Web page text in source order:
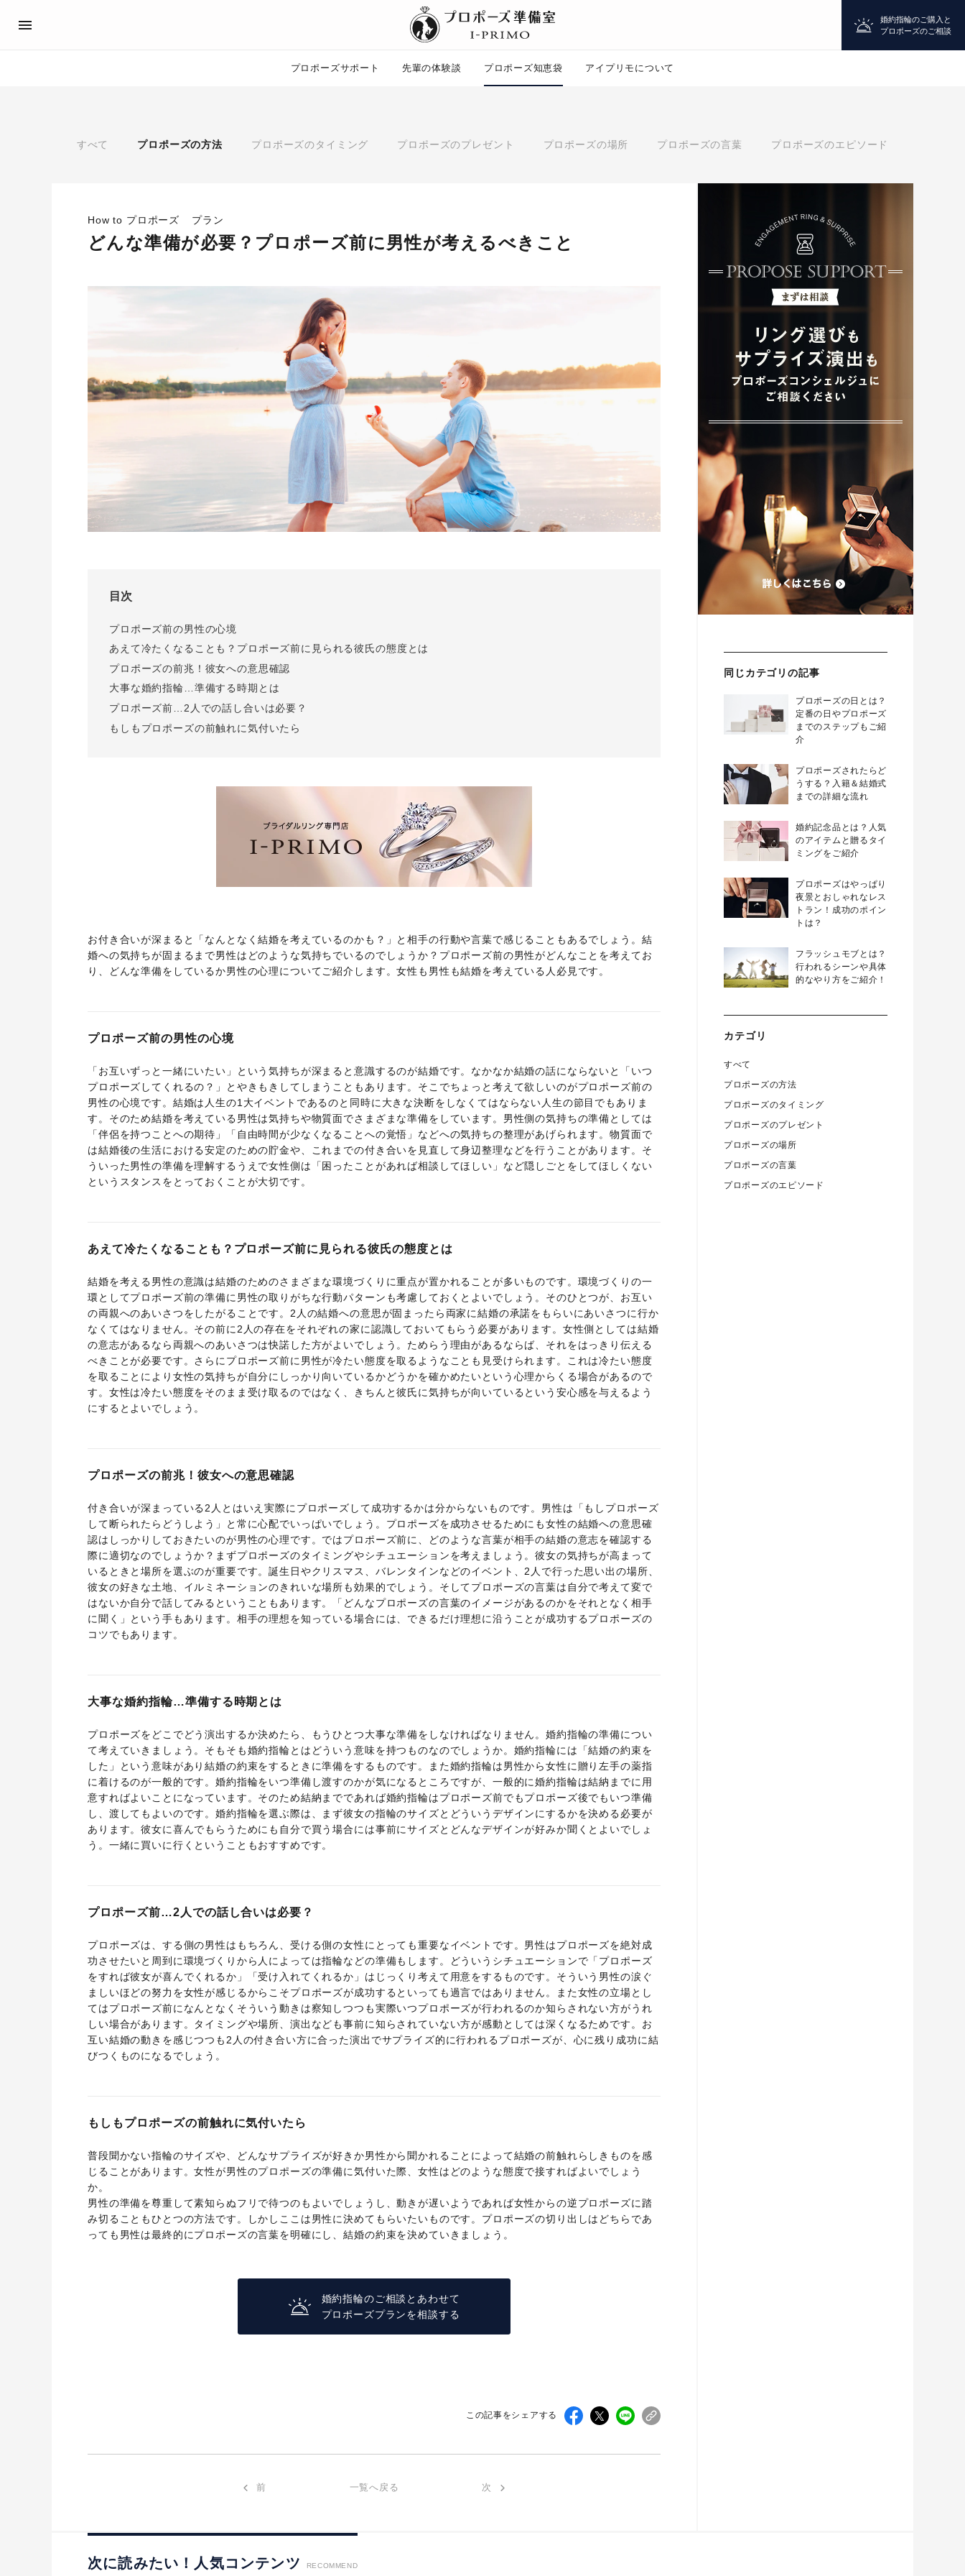
婚約指輪のご購入と
プロポーズのご相談
プロポーズサポート 先輩の体験談 プロポーズ知恵袋 アイプリモについて
すべて プロポーズの方法 プロポーズのタイミング プロポーズのプレゼント プロポーズの場所 プロポーズの言葉 プロポーズのエピソード
How to プロポーズ プラン
どんな準備が必要？プロポーズ前に男性が考えるべきこと
目次
プロポーズ前の男性の心境
あえて冷たくなることも？プロポーズ前に見られる彼氏の態度とは
プロポーズの前兆！彼女への意思確認
大事な婚約指輪…準備する時期とは
プロポーズ前…2人での話し合いは必要？
もしもプロポーズの前触れに気付いたら
お付き合いが深まると「なんとなく結婚を考えているのかも？」と相手の行動や言葉で感じることもあるでしょう。結
婚への気持ちが固まるまで男性はどのような気持ちでいるのでしょうか？プロポーズ前の男性がどんなことを考えてお
り、どんな準備をしているか男性の心理についてご紹介します。女性も男性も結婚を考えている人必見です。
プロポーズ前の男性の心境
「お互いずっと一緒にいたい」という気持ちが深まると意識するのが結婚です。なかなか結婚の話にならないと「いつ
プロポーズしてくれるの？」とやきもきしてしまうこともあります。そこでちょっと考えて欲しいのがプロポーズ前の
男性の心境です。結婚は人生の1大イベントであるのと同時に大きな決断をしなくてはならない人生の節目でもありま
す。そのため結婚を考えている男性は気持ちや物質面でさまざまな準備をしています。男性側の気持ちの準備としては
「伴侶を持つことへの期待」「自由時間が少なくなることへの覚悟」などへの気持ちの整理があげられます。物質面で
は結婚後の生活における安定のための貯金や、これまでの付き合いを見直して身辺整理などを行うことがあります。そ
ういった男性の準備を理解するうえで女性側は「困ったことがあれば相談してほしい」など隠しごとをしてほしくない
というスタンスをとっておくことが大切です。
あえて冷たくなることも？プロポーズ前に見られる彼氏の態度とは
結婚を考える男性の意識は結婚のためのさまざまな環境づくりに重点が置かれることが多いものです。環境づくりの一
環としてプロポーズ前の準備に男性の取りがちな行動パターンも考慮しておくとよいでしょう。そのひとつが、お互い
の両親へのあいさつをしたがることです。2人の結婚への意思が固まったら両家に結婚の承諾をもらいにあいさつに行か
なくてはなりません。その前に2人の存在をそれぞれの家に認識しておいてもらう必要があります。女性側としては結婚
の意志があるなら両親へのあいさつは快諾した方がよいでしょう。ためらう理由があるならば、それをはっきり伝える
べきことが必要です。さらにプロポーズ前に男性が冷たい態度を取るようなことも見受けられます。これは冷たい態度
を取ることにより女性の気持ちが自分にしっかり向いているかどうかを確かめたいという心理からくる場合があるので
す。女性は冷たい態度をそのまま受け取るのではなく、きちんと彼氏に気持ちが向いているという安心感を与えるよう
にするとよいでしょう。
プロポーズの前兆！彼女への意思確認
付き合いが深まっている2人とはいえ実際にプロポーズして成功するかは分からないものです。男性は「もしプロポーズ
して断られたらどうしよう」と常に心配でいっぱいでしょう。プロポーズを成功させるためにも女性の結婚への意思確
認はしっかりしておきたいのが男性の心理です。ではプロポーズ前に、どのような言葉が相手の結婚の意志を確認する
際に適切なのでしょうか？まずプロポーズのタイミングやシチュエーションを考えましょう。彼女の気持ちが高まって
いるときと場所を選ぶのが重要です。誕生日やクリスマス、バレンタインなどのイベント、2人で行った思い出の場所、
彼女の好きな土地、イルミネーションのきれいな場所も効果的でしょう。そしてプロポーズの言葉は自分で考えて変で
はないか自分で話してみるということもあります。「どんなプロポーズの言葉のイメージがあるのかをそれとなく相手
に聞く」という手もあります。相手の理想を知っている場合には、できるだけ理想に沿うことが成功するプロポーズの
コツでもあります。
大事な婚約指輪…準備する時期とは
プロポーズをどこでどう演出するか決めたら、もうひとつ大事な準備をしなければなりません。婚約指輪の準備につい
て考えていきましょう。そもそも婚約指輪とはどういう意味を持つものなのでしょうか。婚約指輪には「結婚の約束を
した」という意味があり結婚の約束をするときに準備をするものです。また婚約指輪は男性から女性に贈り左手の薬指
に着けるのが一般的です。婚約指輪をいつ準備し渡すのかが気になるところですが、一般的に婚約指輪は結納までに用
意すればよいことになっています。そのため結納までであれば婚約指輪はプロポーズ前でもプロポーズ後でもいつ準備
し、渡してもよいのです。婚約指輪を選ぶ際は、まず彼女の指輪のサイズとどういうデザインにするかを決める必要が
あります。彼女に喜んでもらうためにも自分で買う場合には事前にサイズとどんなデザインが好みか聞くとよいでしょ
う。一緒に買いに行くということもおすすめです。
プロポーズ前…2人での話し合いは必要？
プロポーズは、する側の男性はもちろん、受ける側の女性にとっても重要なイベントです。男性はプロポーズを絶対成
功させたいと周到に環境づくりから人によっては指輪などの準備もします。どういうシチュエーションで「プロポーズ
をすれば彼女が喜んでくれるか」「受け入れてくれるか」はじっくり考えて用意をするものです。そういう男性の涙ぐ
ましいほどの努力を女性が感じるからこそプロポーズが成功するといっても過言ではありません。また女性の立場とし
てはプロポーズ前になんとなくそういう動きは察知しつつも実際いつプロポーズが行われるのか知らされない方がうれ
しい場合があります。タイミングや場所、演出なども事前に知らされていない方が感動としては深くなるためです。お
互い結婚の動きを感じつつも2人の付き合い方に合った演出でサプライズ的に行われるプロポーズが、心に残り成功に結
びつくものになるでしょう。
もしもプロポーズの前触れに気付いたら
普段聞かない指輪のサイズや、どんなサプライズが好きか男性から聞かれることによって結婚の前触れらしきものを感
じることがあります。女性が男性のプロポーズの準備に気付いた際、女性はどのような態度で接すればよいでしょう
か。
男性の準備を尊重して素知らぬフリで待つのもよいでしょうし、動きが遅いようであれば女性からの逆プロポーズに踏
み切ることもひとつの方法です。しかしここは男性に決めてもらいたいものです。プロポーズの切り出しはどちらであ
っても男性は最終的にプロポーズの言葉を明確にし、結婚の約束を決めていきましょう。
婚約指輪のご相談とあわせて
プロポーズプランを相談する
この記事をシェアする
前 一覧へ戻る 次
同じカテゴリの記事
プロポーズの日とは？
定番の日やプロポーズ
までのステップもご紹
介
プロポーズされたらど
うする？入籍＆結婚式
までの詳細な流れ
婚約記念品とは？人気
のアイテムと贈るタイ
ミングをご紹介
プロポーズはやっぱり
夜景とおしゃれなレス
トラン！成功のポイン
トは？
フラッシュモブとは？
行われるシーンや具体
的なやり方をご紹介！
カテゴリ
すべて
プロポーズの方法
プロポーズのタイミング
プロポーズのプレゼント
プロポーズの場所
プロポーズの言葉
プロポーズのエピソード
次に読みたい！人気コンテンツ RECOMMEND
プロポーズ
おすすめの婚約指輪
パーフェクトプロポーズリング®
ピックアップ
場所
言葉 エピソード
I-PRIMO公式サイト
I-PRIMO公式オンラインショップ
プロポーズ
婚約指輪
マッチング診断
プロポーズプラン検索